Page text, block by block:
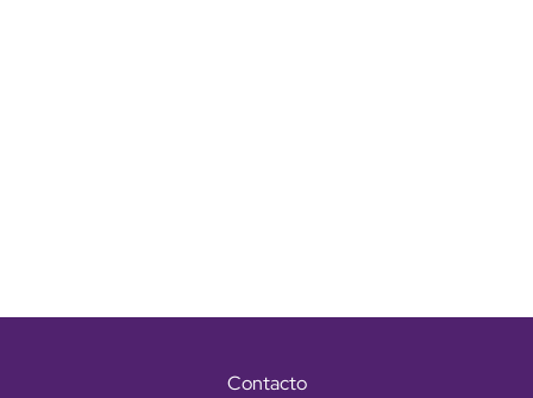
Contacto